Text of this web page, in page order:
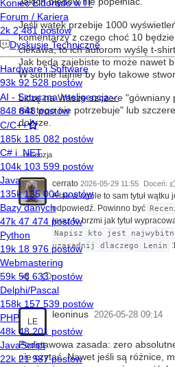
Jeśli wątek przebije 1000
komentarzy z czego choć 10
ciekawa, to ich autorom wyślę t-
Jak będą zajebiste to może nawet
W sumie fajnie by było takowe
Liczę na Wasze szczere "gówniany
nikt tego nie potrzebuje" lub
dobrze.
recenzja
cerrato 2026-05-29 11:55 Doceń:
A tak w ogóle to sam tytuł wątku
odpowiedź. Powinno być
teraz to brzmi jak tytuł
Napisz kto jest
uzasadnij dlaczego Lenin
LE
leoninus 2026-05-28 09:14
Podstawowa zasada: zero
nie czytać. Nawet jeśli są różnice,